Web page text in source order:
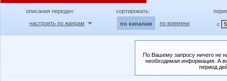
описания передач:
настроить по жанрам
сортировать:
по каналам по времени с
По Вашему запросу ничего не
необходимая информация. А
период